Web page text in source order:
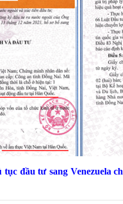
đầu tư sang Venezuela